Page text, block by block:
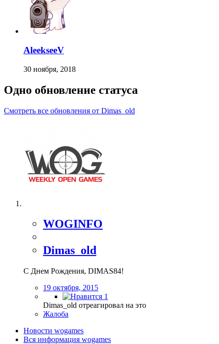
AleekseeV
30 ноября, 2018
Одно обновление статуса
Смотреть все обновления от Dimas_old
WOGINFO
Dimas_old
С Днем Рождения, DIMAS84!
19 октября, 2015
1
Dimas_old отреагировал на это
Жалоба
Новости wogames
Вся информация wogames